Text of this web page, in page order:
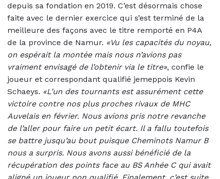
depuis sa fondation en 2019. C’est désormais chose
faite avec le dernier exercice qui s’est terminé de la
meilleure des façons avec le titre remporté en P4A
de la province de Namur. «Vu les capacités du noyau,
on espérait la montée mais nous n’avions pas
vraiment envisagé de l’obtenir via le titre», confie le
joueur et correspondant qualifié jemeppois Kevin
Schaeys. «L’un des tournants est assurément cette
victoire contre nos plus proches rivaux de MHC
Auvelais en février. Nous avions pris notre revanche
de l’aller pour faire un petit écart. Il a fallu toutefois
se battre jusqu’au bout puisque Cheminots Namur B
nous a surpris. Nous avons aussi bénéficié de la
récupération des points face au BS Anhée C qui avait